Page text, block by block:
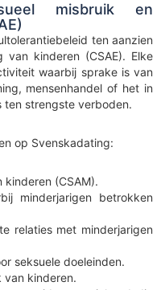
misbruik en
ten aanzien
kinderen (CSAE). Elke
waarbij sprake is van
mensenhandel of het in
ten strengste verboden.
op Svenskadating:
kinderen (CSAM).
minderjarigen betrokken
relaties met minderjarigen
seksuele doeleinden.
van kinderen.